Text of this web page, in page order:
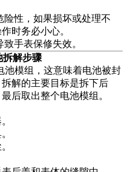
险性，如果损坏或处理不
时务必小心。
手表保修失效。
拆解步骤
池模组，这意味着电池被封
解的主要目标是拆下后
后取出整个电池模组。